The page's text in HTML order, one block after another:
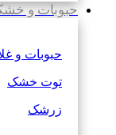
حبوبات و
حبوبات و
توت خشک
زرشک